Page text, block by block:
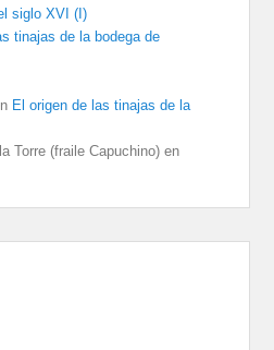
siglo XVI (I)
tinajas de la bodega de
El origen de las tinajas de la
Torre (fraile Capuchino) en